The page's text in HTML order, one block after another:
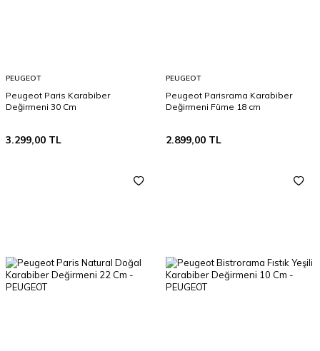
PEUGEOT
Peugeot Paris Karabiber
Değirmeni 30 Cm
3.299,00 TL
PEUGEOT
Peugeot Parisrama Karabiber
Değirmeni Füme 18 cm
2.899,00 TL